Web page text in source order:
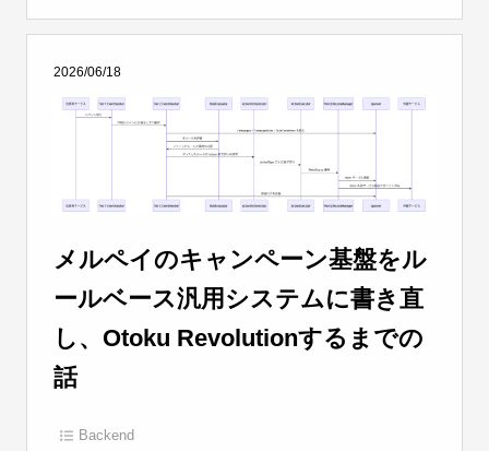
2026/06/18
メルペイのキャンペーン基盤をル
ールベース汎用システムに書き直
し、Otoku Revolutionするまでの
話
Backend